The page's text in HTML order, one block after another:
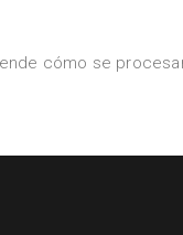
cómo se